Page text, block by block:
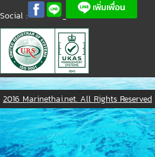
Social :
2016 Marinethai.net. All Rights Reserved